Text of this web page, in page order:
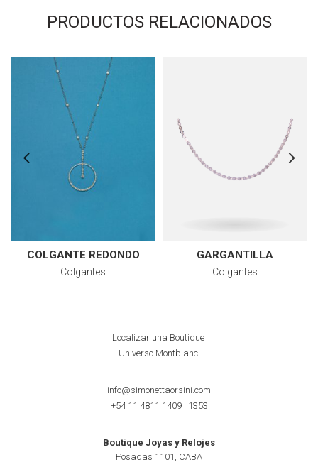
PRODUCTOS RELACIONADOS
COLGANTE REDONDO
Colgantes
GARGANTILLA
Colgantes
Localizar una Boutique
Universo Montblanc
info@simonettaorsini.com
+54 11 4811 1409| 1353
Boutique Joyas y Relojes
Posadas 1101, CABA